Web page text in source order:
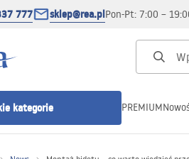
777 sklep@rea.plPon-Pt: 7:00 –
kategorie
produktowe
PREMIUM